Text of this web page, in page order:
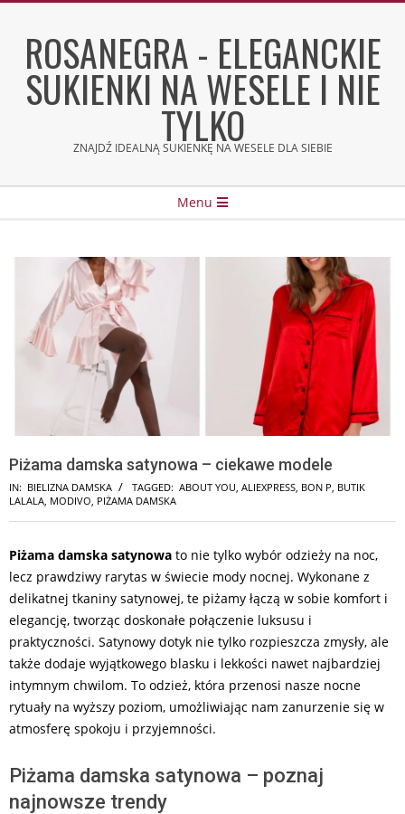
contentROSANEGRA - ELEGANCKIE
SUKIENKI NA WESELE I NIE
TYLKO
ZNAJDŹ IDEALNĄ SUKIENKĘ NA WESELE DLA SIEBIE
Menu
Piżama damska satynowa – ciekawe modele
IN: BIELIZNA DAMSKA TAGGED: ABOUT YOU ALIEXPRESS BON P BUTIK
LALALA MODIVO PIŻAMA DAMSKA
Piżama damska satynowa to nie tylko wybór odzieży na noc,
lecz prawdziwy rarytas w świecie mody nocnej. Wykonane z
delikatnej tkaniny satynowej, te piżamy łączą w sobie komfort i
elegancję, tworząc doskonałe połączenie luksusu i
praktyczności. Satynowy dotyk nie tylko rozpieszcza zmysły, ale
także dodaje wyjątkowego blasku i lekkości nawet najbardziej
intymnym chwilom. To odzież, która przenosi nasze nocne
rytuały na wyższy poziom, umożliwiając nam zanurzenie się w
atmosferę spokoju i przyjemności.
Piżama damska satynowa – poznaj
najnowsze trendy